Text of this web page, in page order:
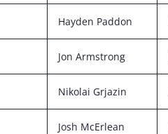
Hayden Paddon
Jon Armstrong
Nikolai Grjazin
Josh McErlean